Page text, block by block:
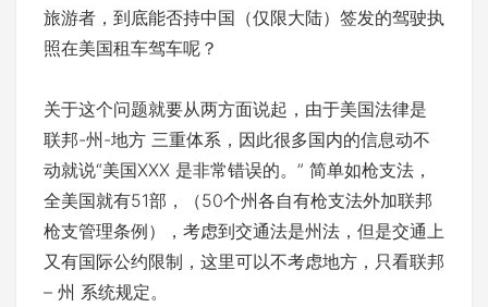
旅游者，到底能否持中国（仅限大陆）签发的驾驶执
照在美国租车驾车呢？
关于这个问题就要从两方面说起，由于美国法律是
联邦-州-地方 三重体系，因此很多国内的信息动不
动就说“美国XXX 是非常错误的。” 简单如枪支法，
全美国就有51部，（50个州各自有枪支法外加联邦
枪支管理条例），考虑到交通法是州法，但是交通上
又有国际公约限制，这里可以不考虑地方，只看联邦
– 州 系统规定。